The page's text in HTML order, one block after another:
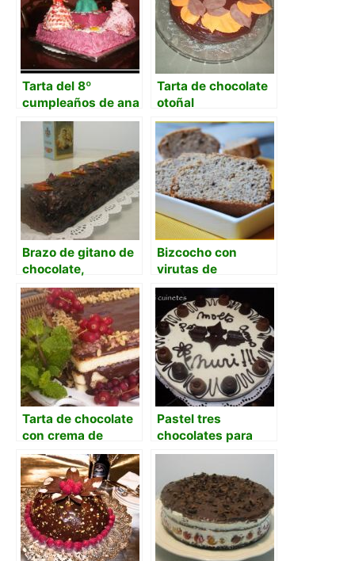
Tarta del 8º
cumpleaños de ana
Tarta de chocolate
otoñal
Brazo de gitano de
chocolate,
mandarina y rosas
Bizcocho con
virutas de
chocolate y polvo
de naranja
Tarta de chocolate
con crema de
naranja amarga
Pastel tres
chocolates para
cumpleaños